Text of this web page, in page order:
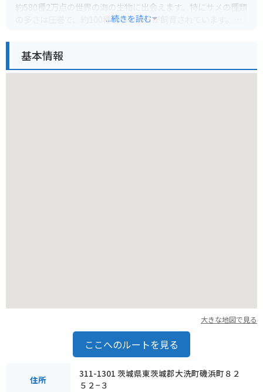
約580種2万点の世界の海の生物に出会えます。特にサメの種類
の多さは圧巻で、約100種類ものサメが飼育されています。そ
太平洋に面した立地を生かしたオーシャンビューも魅力の一つ
...続きを読む
基本情報
大きな地図で見る
ここへのルートを見る
住所
311-1301 茨城県東茨城郡大洗町磯浜町８２
５２−３